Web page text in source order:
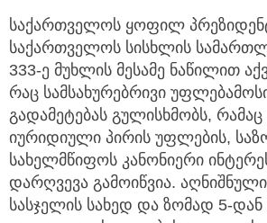
საქართველოს ყოფილ
საქართველოს სისხლის
333-ე მუხლის მესამე ნაწილით
რაც სამსახურებრივი
გადამეტებას გულისხმობს, რამაც
იურიდიული პირის უფლების,
სახელმწიფოს კანონიერი
დარღვევა გამოიწვია.
სასჯელის სახედ და ზომად 5-